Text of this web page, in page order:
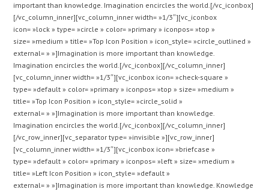
important than knowledge. Imagination encircles the world.[/vc_iconbox]
[/vc_column_inner][vc_column_inner width= »1/3″][vc_iconbox
icon= »lock » type= »circle » color= »primary » iconpos= »top »
size= »medium » title= »Top Icon Position » icon_style= »circle_outlined »
external= » »]Imagination is more important than knowledge.
Imagination encircles the world.[/vc_iconbox][/vc_column_inner]
[vc_column_inner width= »1/3″][vc_iconbox icon= »check-square »
type= »default » color= »primary » iconpos= »top » size= »medium »
title= »Top Icon Position » icon_style= »circle_solid »
external= » »]Imagination is more important than knowledge.
Imagination encircles the world.[/vc_iconbox][/vc_column_inner]
[/vc_row_inner][vc_separator type= »invisible »][vc_row_inner]
[vc_column_inner width= »1/3″][vc_iconbox icon= »briefcase »
type= »default » color= »primary » iconpos= »left » size= »medium »
title= »Left Icon Position » icon_style= »default »
external= » »]Imagination is more important than knowledge. Knowledge